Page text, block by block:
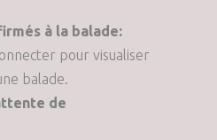
à la balade:
pour visualiser
balade.
de